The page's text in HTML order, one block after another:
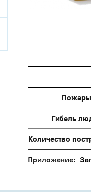
Пожары
Гибель
Количество
Приложение: